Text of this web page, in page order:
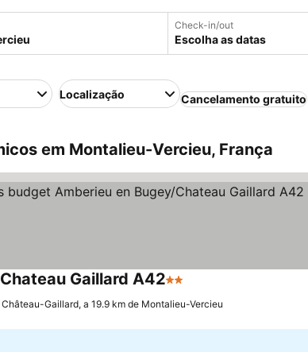
Check-in/out
Escolha as datas
Localização Cancelamento gratuito
em Montalieu-Vercieu, França
Gaillard A422 Estrelas
Château-Gaillard, a 19.9 km de Montalieu-Vercieu